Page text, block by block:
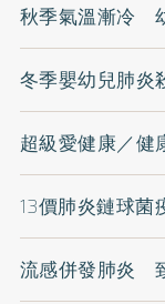
秋季氣溫漸冷
冬季嬰幼兒肺炎
超級愛健康／
13價肺炎鏈球
流感併發肺炎